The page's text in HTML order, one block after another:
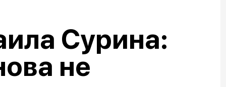
Сурина:
не